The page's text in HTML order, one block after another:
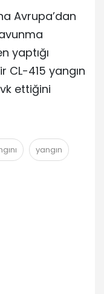
Avrupa’dan
yaptığı
CL-415 yangın
ettiğini
yangın